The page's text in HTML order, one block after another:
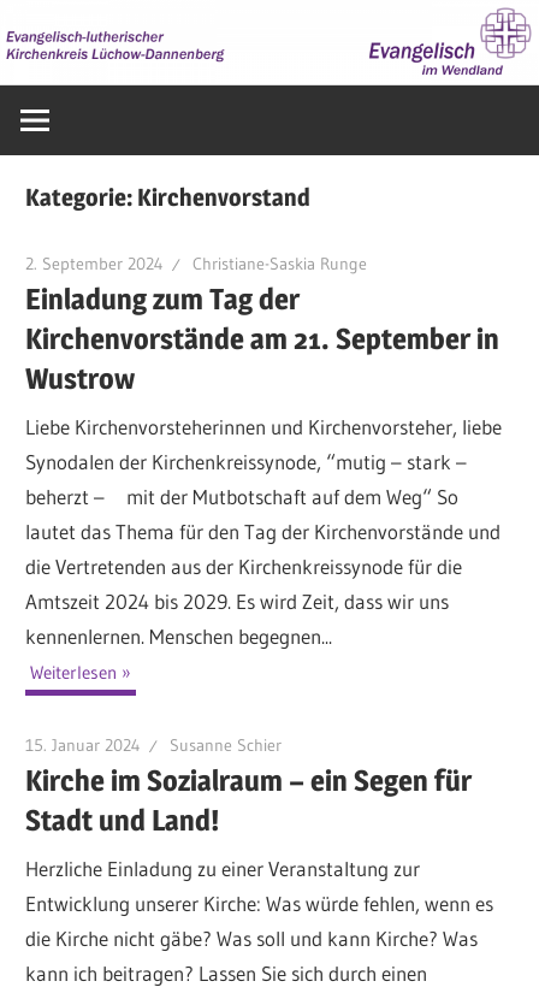
Inhalt
springen
im
Kategorie: Kirchenvorstand
2. September 2024 Christiane-Saskia Runge
Einladung zum Tag der
Kirchenvorstände am 21. September in
Wustrow
Liebe Kirchenvorsteherinnen und Kirchenvorsteher, liebe
Synodalen der Kirchenkreissynode, “mutig – stark –
beherzt – mit der Mutbotschaft auf dem Weg“ So
lautet das Thema für den Tag der Kirchenvorstände und
die Vertretenden aus der Kirchenkreissynode für die
Amtszeit 2024 bis 2029. Es wird Zeit, dass wir uns
kennenlernen. Menschen begegnen...
Weiterlesen
15. Januar 2024 Susanne Schier
Kirche im Sozialraum – ein Segen für
Stadt und Land!
Herzliche Einladung zu einer Veranstaltung zur
Entwicklung unserer Kirche: Was würde fehlen, wenn es
die Kirche nicht gäbe? Was soll und kann Kirche? Was
kann ich beitragen? Lassen Sie sich durch einen